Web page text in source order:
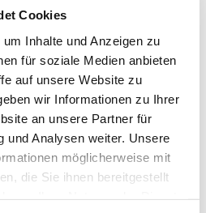
Cookies
Inhalte und Anzeigen zu
für soziale Medien anbieten
auf unsere Website zu
wir Informationen zu Ihrer
an unsere Partner für
und Analysen weiter. Unsere
möglicherweise mit
die Sie ihnen bereitgestellt
, Projekt Campus-
Betrieb der Campus-
Hardware | VMware-Administration
HISinOne |
der Ubuntu-Server für HISinOne |
von Skripten für
| Überwachungen von Server-
Betrieb und
von Nagios u. weiteren Diensten